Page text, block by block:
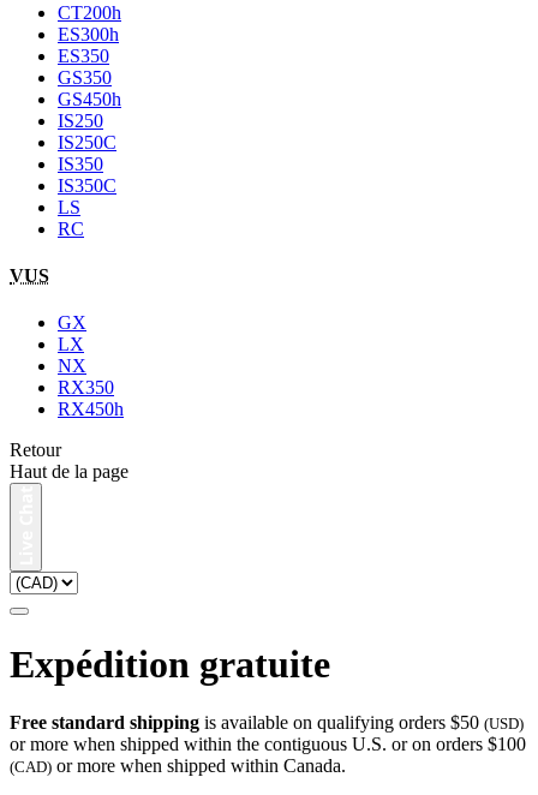
CT200h
ES300h
ES350
GS350
GS450h
IS250
IS250C
IS350
IS350C
LS
RC
VUS
GX
LX
NX
RX350
RX450h
Retour
Haut de la page
Expédition gratuite
Free standard shipping is available on qualifying orders $50 (USD)
or more when shipped within the contiguous U.S. or on orders $100
(CAD) or more when shipped within Canada.